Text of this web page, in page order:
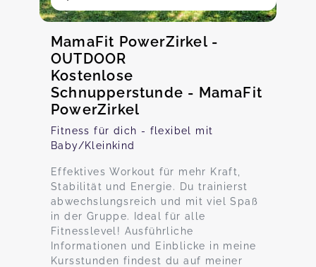
MamaFit PowerZirkel -
OUTDOOR
Kostenlose
Schnupperstunde - MamaFit
PowerZirkel
Fitness für dich - flexibel mit
Baby/Kleinkind
Effektives Workout für mehr Kraft,
Stabilität und Energie. Du trainierst
abwechslungsreich und mit viel Spaß
in der Gruppe. Ideal für alle
Fitnesslevel! Ausführliche
Informationen und Einblicke in meine
Kursstunden findest du auf meiner